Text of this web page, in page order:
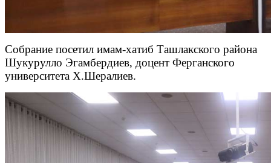
Собрание посетил имам-хатиб Ташлакского района
Шукурулло Эгамбердиев, доцент Ферганского
университета Х.Шералиев.